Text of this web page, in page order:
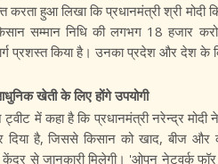
करता हुआ लिखा कि प्रधानमंत्री श्री
सम्मान निधि की लगभग 18 हजार
प्रशस्त किया है। उनका प्रदेश और देश
खेती के लिए होंगे उपयोगी
ट्वीट में कहा है कि प्रधानमंत्री नरेन्द्र
दिया है, जिससे किसान को खाद, बीज
से जानकारी मिलेगी। 'ओपन नेटवर्क फॉर